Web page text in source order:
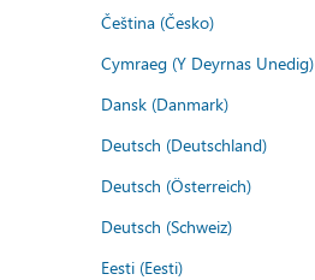
Čeština (Česko)
Cymraeg (Y Deyrnas Unedig)
Dansk (Danmark)
Deutsch (Deutschland)
Deutsch (Österreich)
Deutsch (Schweiz)
Eesti (Eesti)